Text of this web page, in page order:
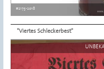
#2175-2018
"Viertes Schleckerbest"
Details ansehen